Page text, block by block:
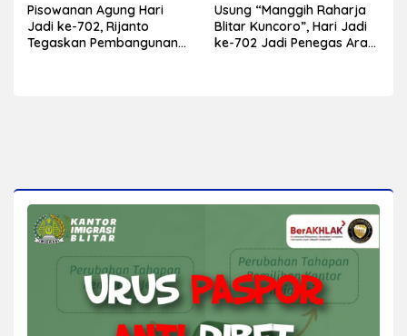
Pisowanan Agung Hari
Jadi ke-702, Rijanto
Tegaskan Pembangunan
Usung “Manggih Raharja
Blitar Kuncoro”, Hari Jadi
ke-702 Jadi Penegas Arah